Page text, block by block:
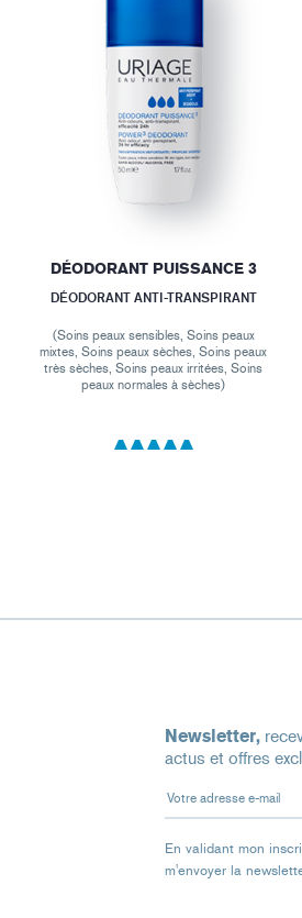
DÉODORANT PUISSANCE 3
DÉODORANT ANTI-TRANSPIRANT
(Soins peaux sensibles, Soins peaux
mixtes, Soins peaux sèches, Soins peaux
très sèches, Soins peaux irritées, Soins
peaux normales à sèches)
Newsletter,
actus et offres
Votre adresse e-
En validant mon
m'envoyer la